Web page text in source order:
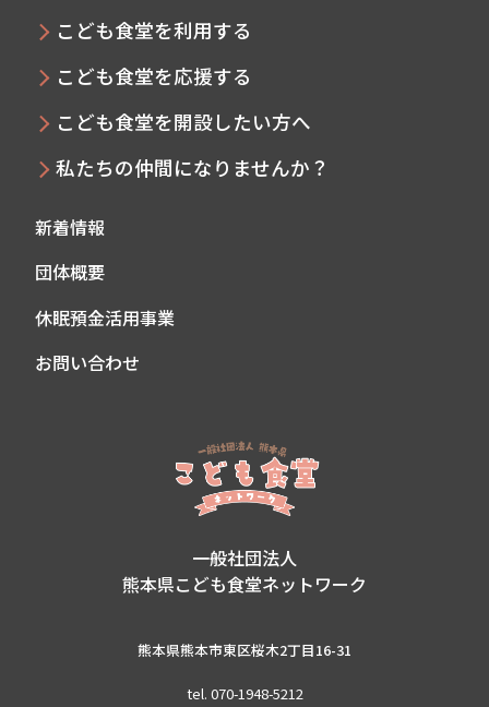
こども食堂を利用する
こども食堂を応援する
こども食堂を開設したい方へ
私たちの仲間になりませんか？
新着情報
団体概要
休眠預金活用事業
お問い合わせ
一般社団法人
熊本県こども食堂ネットワーク
熊本県熊本市東区桜木2丁目16-31
tel. 070-1948-5212